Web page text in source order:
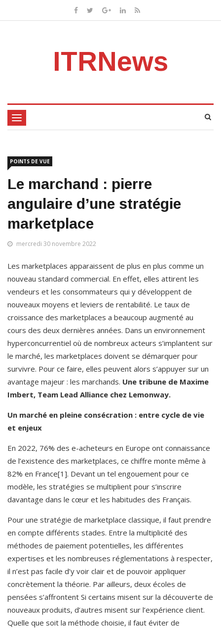
ITRNews
Toggle
navigation
POINTS DE VUE
Le marchand : pierre
angulaire d’une stratégie
marketplace
mercredi 30 novembre 2022
Les marketplaces apparaissent de plus en plus comme un
nouveau standard commercial. En effet, elles attirent les
vendeurs et les consommateurs qui y développent de
nouveaux moyens et leviers de rentabilité. Le taux de
croissance des marketplaces a beaucoup augmenté au
cours des deux dernières années. Dans un environnement
hyperconcurrentiel où de nombreux acteurs s’implantent sur
le marché, les marketplaces doivent se démarquer pour
survivre. Pour ce faire, elles peuvent alors s’appuyer sur un
avantage majeur : les marchands. Une tribune de Maxime
Imbert, Team Lead Alliance chez Lemonway.
Un marché en pleine consécration : entre cycle de vie
et enjeux
En 2022, 76% des e-acheteurs en Europe ont connaissance
de l’existence des marketplaces, ce chiffre monte même à
82% en France[1]. Devant un tel engouement pour ce
modèle, les stratégies se multiplient pour s’inscrire
davantage dans le cœur et les habitudes des Français.
Pour une stratégie de marketplace classique, il faut prendre
en compte différents stades. Entre la multiplicité des
méthodes de paiement potentielles, les différentes
expertises et les nombreuses réglementations à respecter,
il n’est pas facile d’y voir clair et de pouvoir appliquer
concrètement la théorie. Par ailleurs, deux écoles de
pensées s’affrontent Si certains misent sur la découverte de
nouveaux produits, d’autres misent sur l’expérience client.
Quelle que soit la méthode choisie, il faut éviter de